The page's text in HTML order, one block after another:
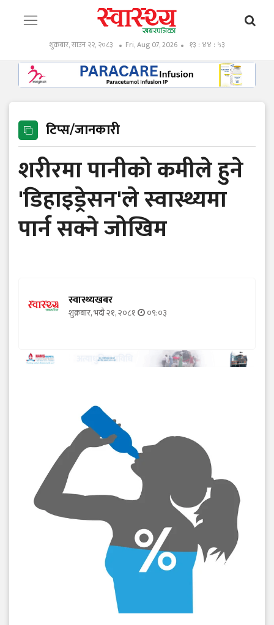
शुक्रबार, साउन २२, २०८३ Fri, Aug 07, 2026 १३ : ४४ : ५४
टिप्स/जानकारी
शरीरमा पानीको कमीले हुने
'डिहाइड्रेसन'ले स्वास्थ्यमा
पार्न सक्ने जोखिम
स्वास्थ्यखबर
शुक्रबार, भदौ २१, २०८१ ०९:०३